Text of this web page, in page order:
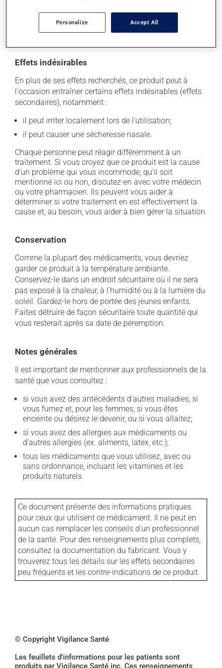
Il est important de respecter la posologie inscrite sur
l'étiquette. N'en utilisez pas plus, ni plus souvent
qu'indiqué.
Effets indésirables
En plus de ses effets recherchés, ce produit peut à
l'occasion entraîner certains effets indésirables (effets
secondaires), notamment :
il peut irriter localement lors de l'utilisation;
il peut causer une sécheresse nasale.
Chaque personne peut réagir différemment à un
traitement. Si vous croyez que ce produit est la cause
d'un problème qui vous incommode, qu'il soit
mentionné ici ou non, discutez-en avec votre médecin
ou votre pharmacien. Ils peuvent vous aider à
déterminer si votre traitement en est effectivement la
cause et, au besoin, vous aider à bien gérer la situation.
Conservation
Comme la plupart des médicaments, vous devriez
garder ce produit à la température ambiante.
Conservez-le dans un endroit sécuritaire où il ne sera
pas exposé à la chaleur, à l'humidité ou à la lumière du
soleil. Gardez-le hors de portée des jeunes enfants.
Faites détruire de façon sécuritaire toute quantité qui
vous resterait après sa date de péremption.
Notes générales
Il est important de mentionner aux professionnels de la
santé que vous consultez :
si vous avez des antécédents d'autres maladies, si
vous fumez et, pour les femmes, si vous êtes
enceinte ou désirez le devenir, ou si vous allaitez;
si vous avez des allergies aux médicaments ou
d'autres allergies (ex. aliments, latex, etc.);
tous les médicaments que vous utilisez, avec ou
sans ordonnance, incluant les vitamines et les
produits naturels.
Ce document présente des informations pratiques
pour ceux qui utilisent ce médicament. Il ne peut en
aucun cas remplacer les conseils d'un professionnel
de la santé. Pour des renseignements plus complets,
consultez la documentation du fabricant. Vous y
trouverez tous les détails sur les effets secondaires
peu fréquents et les contre-indications de ce produit.
© Copyright Vigilance Santé
Les feuillets d'informations pour les patients sont
produits par Vigilance Santé inc. Ces renseignements
Personalize Accept All